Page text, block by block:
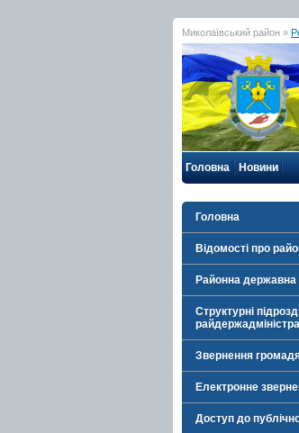
Миколаївський район »
Головна Новини
Головна
Відомості про
Районна державна
Структурні
Звернення
Електронне
Доступ до